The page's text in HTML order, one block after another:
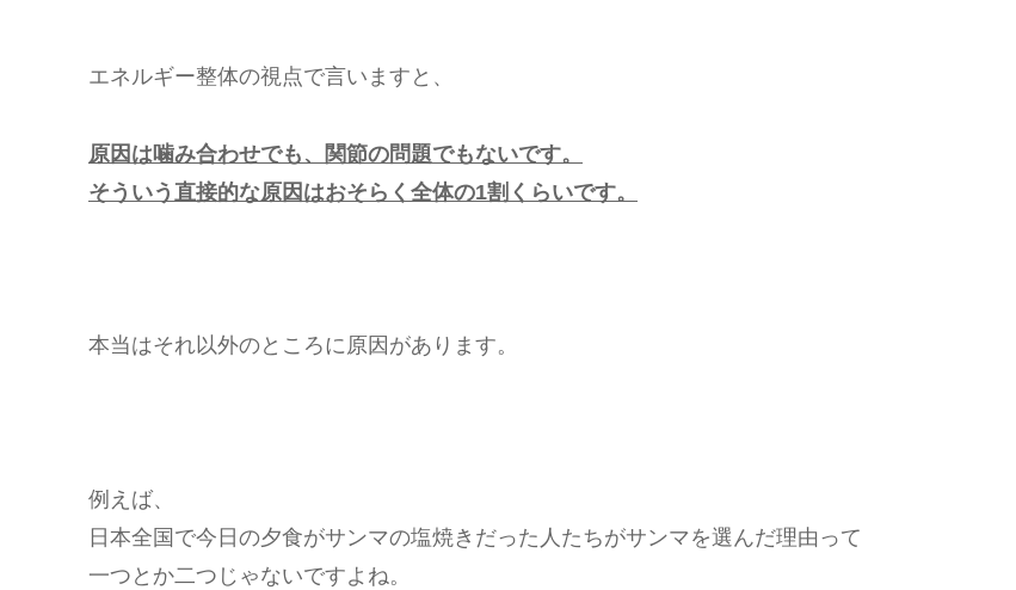
エネルギー整体の視点で言いますと、
原因は噛み合わせでも、関節の問題でもないです。
そういう直接的な原因はおそらく全体の1割くらいです。
本当はそれ以外のところに原因があります。
例えば、
日本全国で今日の夕食がサンマの塩焼きだった人たちがサンマを選んだ理由って
一つとか二つじゃないですよね。